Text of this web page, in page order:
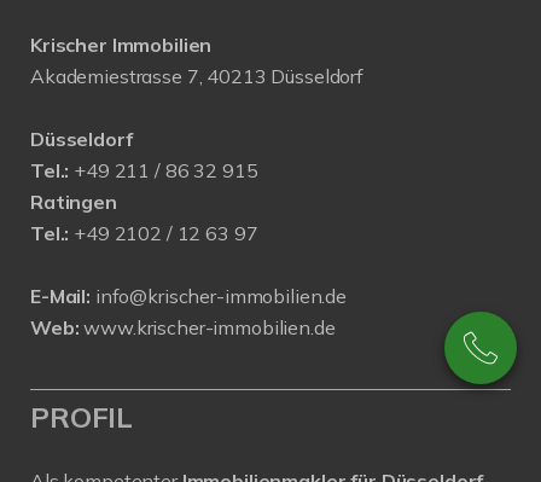
Krischer Immobilien
Akademiestrasse 7, 40213 Düsseldorf
Düsseldorf
Tel.: +49 211 / 86 32 915
Ratingen
Tel.: +49 2102 / 12 63 97
E-Mail: info@krischer-immobilien.de
Web: www.krischer-immobilien.de
PROFIL